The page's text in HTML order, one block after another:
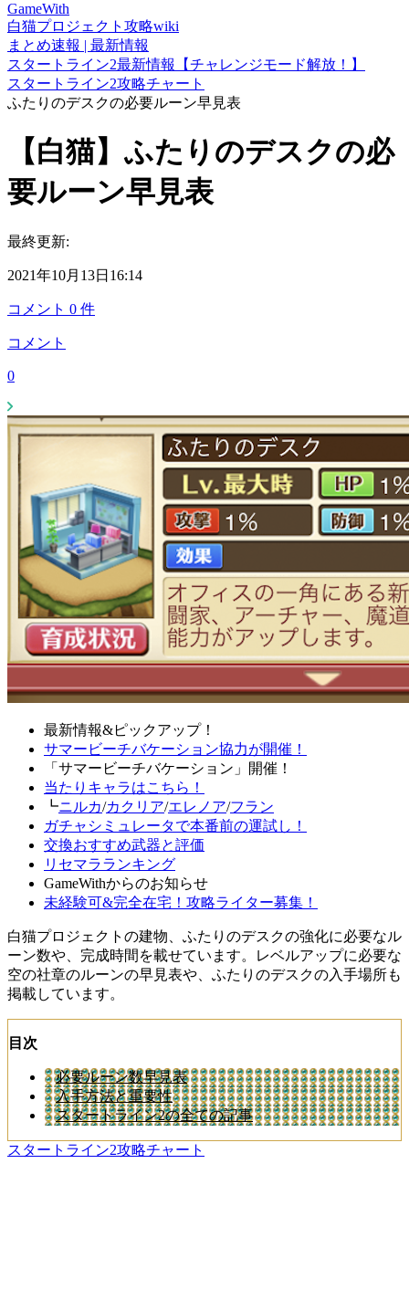
GameWith
白猫プロジェクト攻略wiki
まとめ速報 | 最新情報
スタートライン2最新情報【チャレンジモード解放！】
スタートライン2攻略チャート
ふたりのデスクの必要ルーン早見表
【白猫】ふたりのデスクの必
要ルーン早見表
最終更新:
2021年10月13日16:14
コメント 0 件
コメント
0
最新情報&ピックアップ！
サマービーチバケーション協力が開催！
「サマービーチバケーション」開催！
当たりキャラはこちら！
┗ニルカ/カクリア/エレノア/フラン
ガチャシミュレータで本番前の運試し！
交換おすすめ武器と評価
リセマラランキング
GameWithからのお知らせ
未経験可&完全在宅！攻略ライター募集！
白猫プロジェクトの建物、ふたりのデスクの強化に必要なル
ーン数や、完成時間を載せています。レベルアップに必要な
空の社章のルーンの早見表や、ふたりのデスクの入手場所も
掲載しています。
目次
必要ルーン数早見表
入手方法と重要性
スタートライン2の全ての記事
スタートライン2攻略チャート